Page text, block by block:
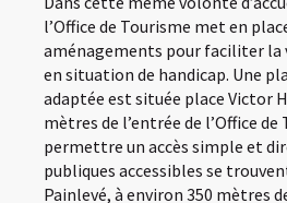
l’Office de Tourisme met en
aménagements pour faciliter la
en situation de handicap. Une
adaptée est située place Victor
mètres de l’entrée de l’Office
permettre un accès simple et
publiques accessibles se
Painlevé, à environ 350 mètres